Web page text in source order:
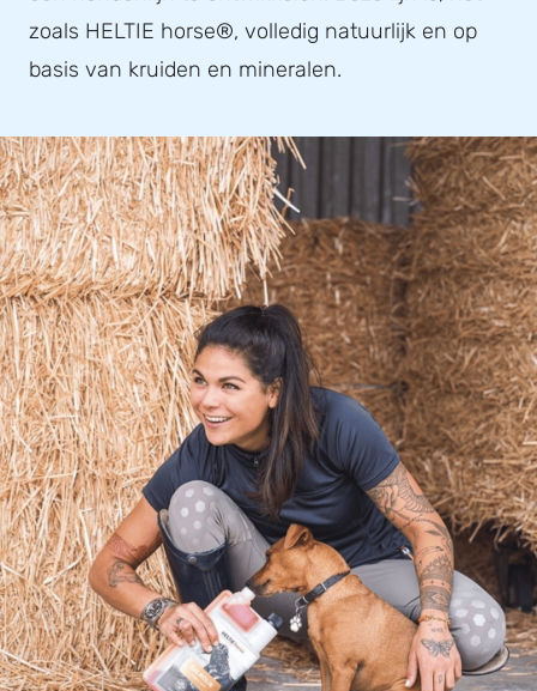
zoals HELTIE horse®, volledig natuurlijk en op
basis van kruiden en mineralen.